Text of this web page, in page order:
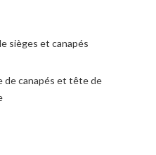
sièges et canapés
de canapés et tête de